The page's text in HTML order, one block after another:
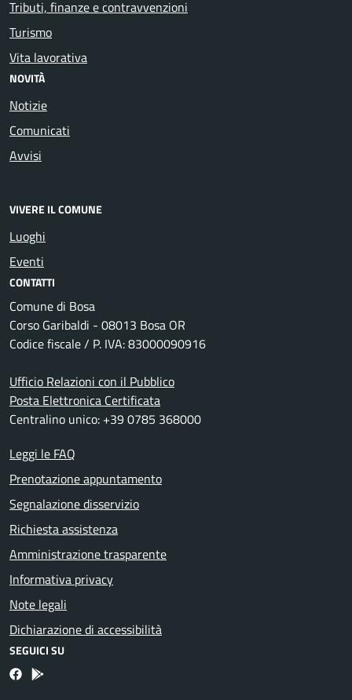
Tributi, finanze e contravvenzioni
Turismo
Vita lavorativa
NOVITÀ
Notizie
Comunicati
Avvisi
VIVERE IL COMUNE
Luoghi
Eventi
CONTATTI
Comune di Bosa
Corso Garibaldi - 08013 Bosa OR
Codice fiscale / P. IVA: 83000090916
Ufficio Relazioni con il Pubblico
Posta Elettronica Certificata
Centralino unico: +39 0785 368000
Leggi le FAQ
Prenotazione appuntamento
Segnalazione disservizio
Richiesta assistenza
Amministrazione trasparente
Informativa privacy
Note legali
Dichiarazione di accessibilità
SEGUICI SU
FacebookBosa inApp